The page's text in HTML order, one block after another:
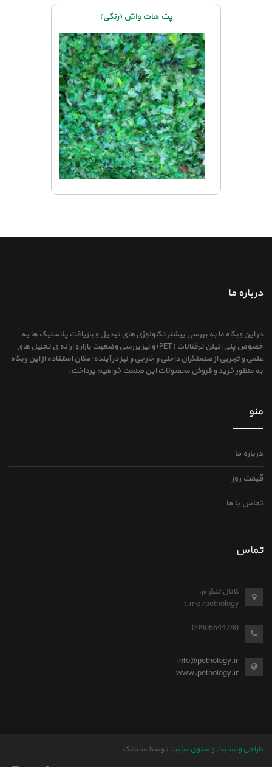
پت هات واش (رنگی)
درباره ما
در این وبگاه ما به بررسی بیشتر تکنولوژی های تبدیل و بازیافت پلاستیک ها به
خصوص پلی اتیلن ترفتالات (PET) و نیز بررسی وضعیت بازار و ارائه ی تحلیل های
علمی و تجربی از صنعتگران داخلی و خارجی و نیز در آینده امکان استفاده از این وبگاه
به منظور خرید و فروش محصولات این صنعت خواهیم پرداخت.
منو
درباره ما
قیمت روز
تماس با ما
تماس
کانال تلگرام:
t.me/petnology
09906644780
info@petnology.ir
www.petnology.ir
طراحی وبسایت وسئوی سایت توسط ساناتک